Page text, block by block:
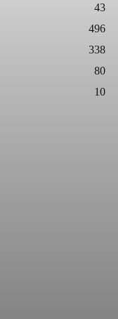
43
496
338
80
10